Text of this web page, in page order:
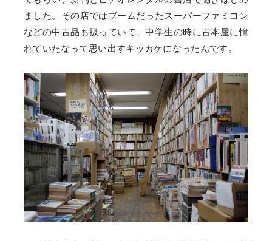
ました。その店ではブームだったスーパーファミコン
などの中古品も扱っていて、中学生の時に古本屋に憧
れていたなって思い出すキッカケになったんです。